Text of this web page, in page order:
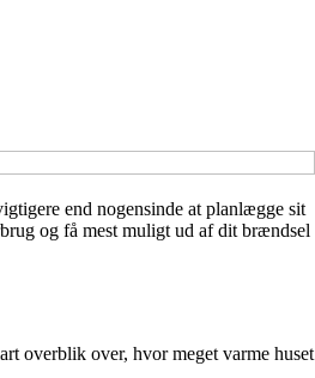
end nogensinde at planlægge sit
og få mest muligt ud af dit brændsel
overblik over, hvor meget varme huset